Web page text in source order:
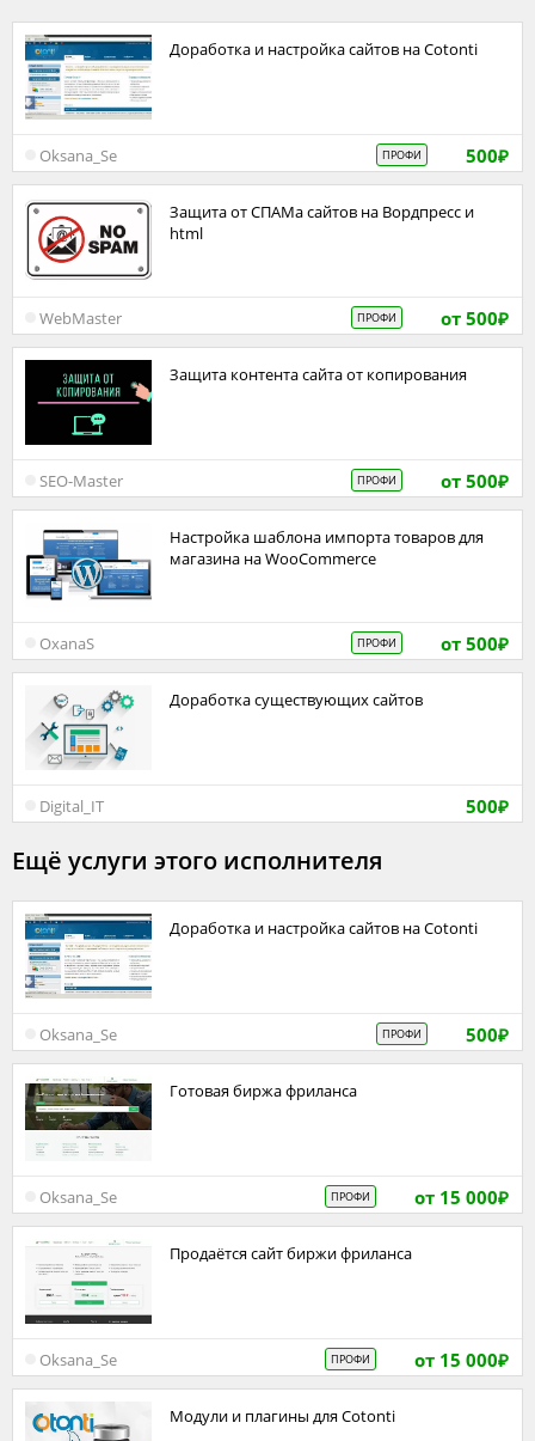
Доработка и настройка сайтов на Cotonti
500₽
ПРОФИ
Oksana_Se
Защита от СПАМа сайтов на Вордпресс и
html
от 500₽
ПРОФИ
WebMaster
Защита контента сайта от копирования
от 500₽
ПРОФИ
SEO-Master
Настройка шаблона импорта товаров для
магазина на WooCommerce
от 500₽
ПРОФИ
OxanaS
Доработка существующих сайтов
500₽
Digital_IT
Ещё услуги этого исполнителя
Доработка и настройка сайтов на Cotonti
500₽
ПРОФИ
Oksana_Se
Готовая биржа фриланса
от 15 000₽
ПРОФИ
Oksana_Se
Продаётся сайт биржи фриланса
от 15 000₽
ПРОФИ
Oksana_Se
Модули и плагины для Cotonti